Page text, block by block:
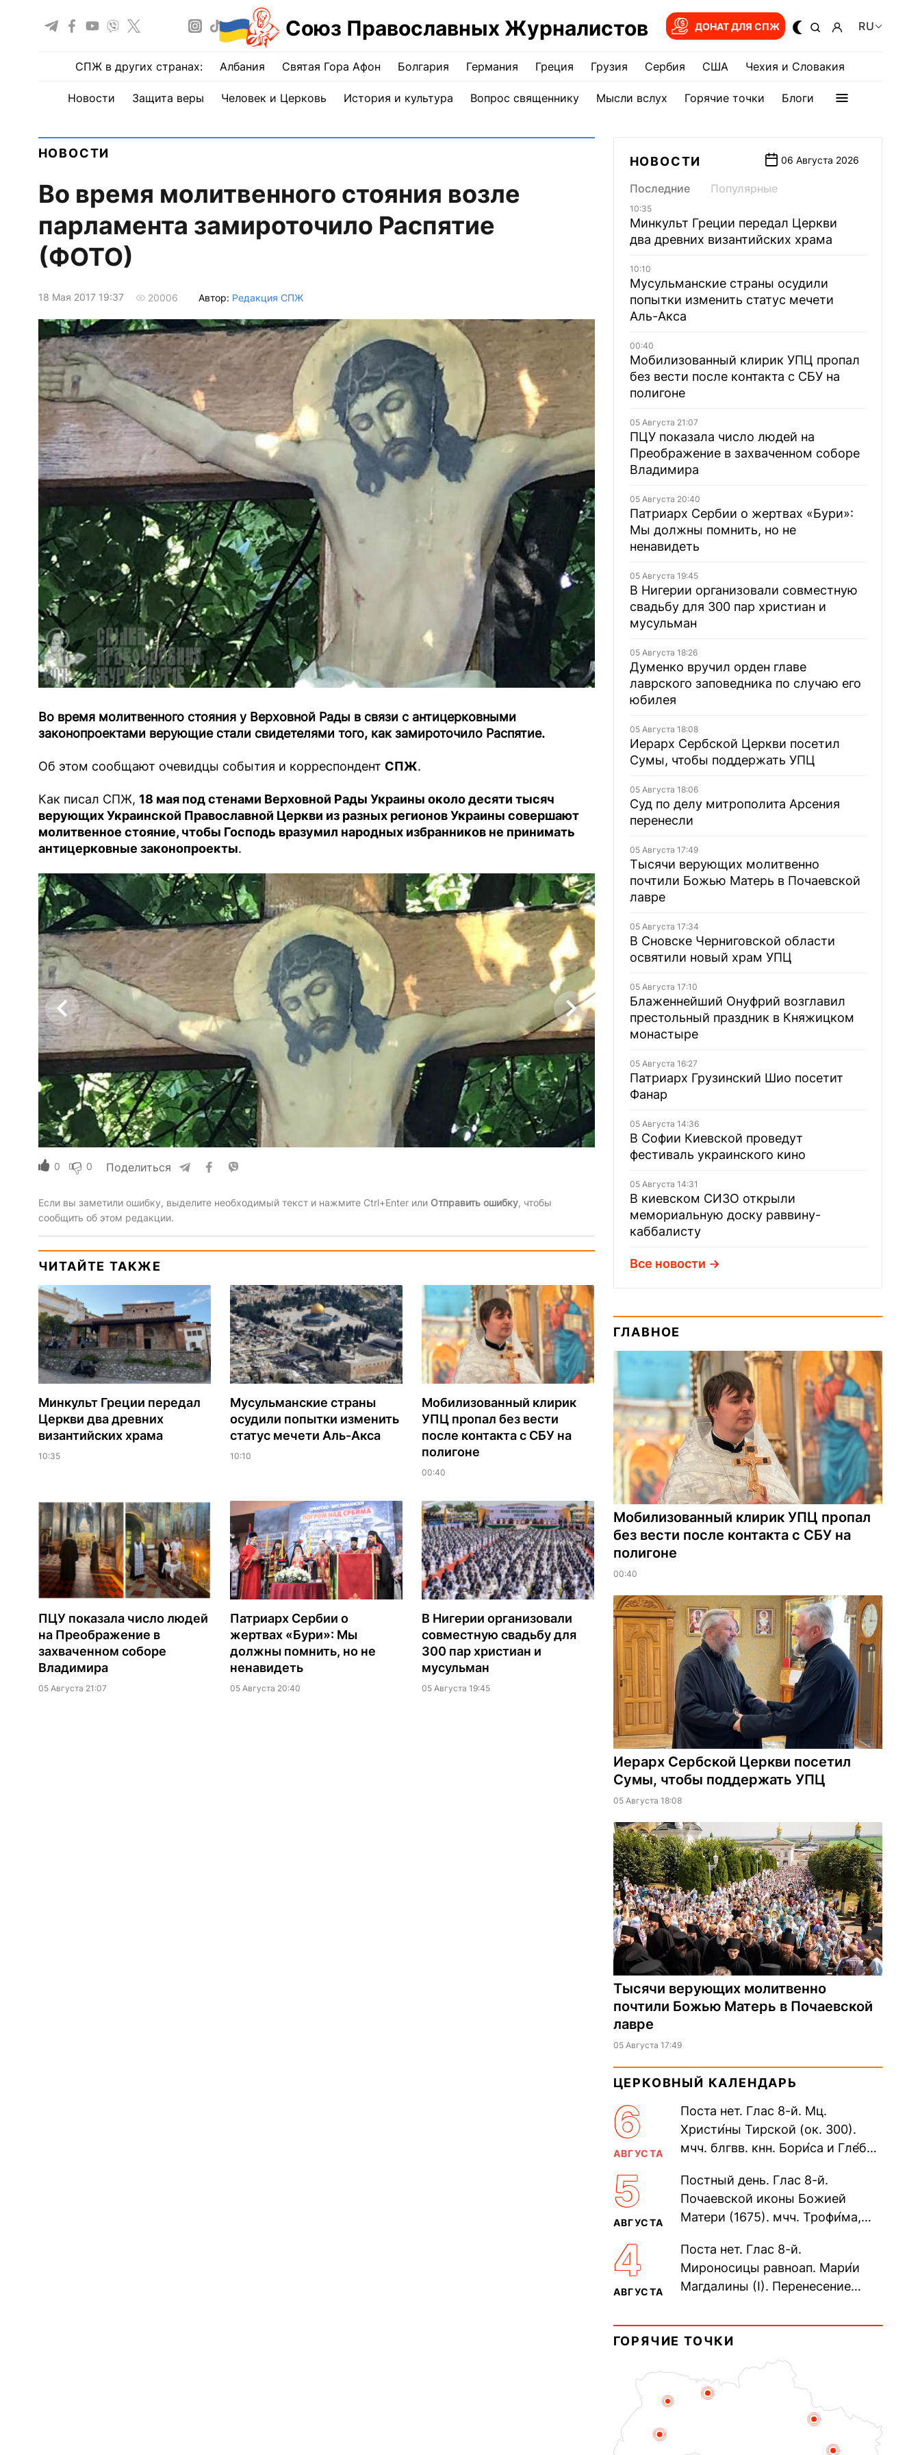
Союз Православных Журналистов ДОНАТ ДЛЯ СПЖ RU
СПЖ в других странах: Албания Святая Гора Афон Болгария Германия Греция Грузия Сербия США Чехия и Словакия
Новости Защита веры Человек и Церковь История и культура Вопрос священнику Мысли вслух Горячие точки Блоги
НОВОСТИ
Во время молитвенного стояния возле
парламента замироточило Распятие
(ФОТО)
18 Мая 2017 19:37 20006 Автор: Редакция СПЖ
Во время молитвенного стояния у Верховной Рады в связи с антицерковными
законопроектами верующие стали свидетелями того, как замироточило Распятие.
Об этом сообщают очевидцы события и корреспондент СПЖ.
Как писал СПЖ, 18 мая под стенами Верховной Рады Украины около десяти тысяч
верующих Украинской Православной Церкви из разных регионов Украины совершают
молитвенное стояние, чтобы Господь вразумил народных избранников не принимать
антицерковные законопроекты.
0 0 Поделиться
Если вы заметили ошибку, выделите необходимый текст и нажмите Ctrl+Enter или Отправить ошибку, чтобы
сообщить об этом редакции.
ЧИТАЙТЕ ТАКЖЕ
Минкульт Греции передал
Церкви два древних
византийских храма
10:35
Мусульманские страны
осудили попытки изменить
статус мечети Аль-Акса
10:10
Мобилизованный клирик
УПЦ пропал без вести
после контакта с СБУ на
полигоне
00:40
ПЦУ показала число людей
на Преображение в
захваченном соборе
Владимира
05 Августа 21:07
Патриарх Сербии о
жертвах «Бури»: Мы
должны помнить, но не
ненавидеть
05 Августа 20:40
В Нигерии организовали
совместную свадьбу для
300 пар христиан и
мусульман
05 Августа 19:45
НОВОСТИ 06 Августа 2026
Последние Популярные
10:35
Минкульт Греции передал Церкви
два древних византийских храма
10:10
Мусульманские страны осудили
попытки изменить статус мечети
Аль-Акса
00:40
Мобилизованный клирик УПЦ пропал
без вести после контакта с СБУ на
полигоне
05 Августа 21:07
ПЦУ показала число людей на
Преображение в захваченном соборе
Владимира
05 Августа 20:40
Патриарх Сербии о жертвах «Бури»:
Мы должны помнить, но не
ненавидеть
05 Августа 19:45
В Нигерии организовали совместную
свадьбу для 300 пар христиан и
мусульман
05 Августа 18:26
Думенко вручил орден главе
лаврского заповедника по случаю его
юбилея
05 Августа 18:08
Иерарх Сербской Церкви посетил
Сумы, чтобы поддержать УПЦ
05 Августа 18:06
Суд по делу митрополита Арсения
перенесли
05 Августа 17:49
Тысячи верующих молитвенно
почтили Божью Матерь в Почаевской
лавре
05 Августа 17:34
В Сновске Черниговской области
освятили новый храм УПЦ
05 Августа 17:10
Блаженнейший Онуфрий возглавил
престольный праздник в Княжицком
монастыре
05 Августа 16:27
Патриарх Грузинский Шио посетит
Фанар
05 Августа 14:36
В Софии Киевской проведут
фестиваль украинского кино
05 Августа 14:31
В киевском СИЗО открыли
мемориальную доску раввину-
каббалисту
Все новости
ГЛАВНОЕ
Мобилизованный клирик УПЦ пропал
без вести после контакта с СБУ на
полигоне
00:40
Иерарх Сербской Церкви посетил
Сумы, чтобы поддержать УПЦ
05 Августа 18:08
Тысячи верующих молитвенно
почтили Божью Матерь в Почаевской
лавре
05 Августа 17:49
ЦЕРКОВНЫЙ КАЛЕНДАРЬ
6
АВГУСТА
Поста нет. Глас 8-й. Мц.
Христи́ны Тирской (ок. 300).
мчч. блгвв. кнн. Бори́са и Гле́ба,
Дави́да (1015). Прп....
5
АВГУСТА
Постный день. Глас 8-й.
Почаевской иконы Божией
Матери (1675). мчч. Трофи́ма,
мучеников (284–305). прав.
воина Фео́дора...
4
АВГУСТА
Поста нет. Глас 8-й.
Мироносицы равноап. Мари́и
Магдалины (I). Перенесение
Синопского (403–404). Прп.
Корни́лия...
ГОРЯЧИЕ ТОЧКИ